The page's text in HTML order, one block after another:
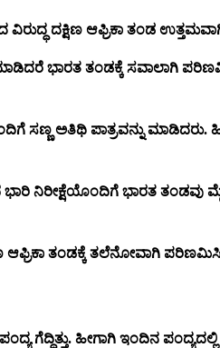
ದಕ್ಷಿಣ ಆಫ್ರಿಕಾ ತಂಡ
ಭಾರತ ತಂಡಕ್ಕೆ ಸವಾಲಾಗಿ
ಸಣ್ಣ ಅತಿಥಿ ಪಾತ್ರವನ್ನು
ನಿರೀಕ್ಷೆಯೊಂದಿಗೆ ಭಾರತ ತಂಡವು
ಆಫ್ರಿಕಾ ತಂಡಕ್ಕೆ ತಲೆನೋವಾಗಿ
ಹೀಗಾಗಿ ಇಂದಿನ